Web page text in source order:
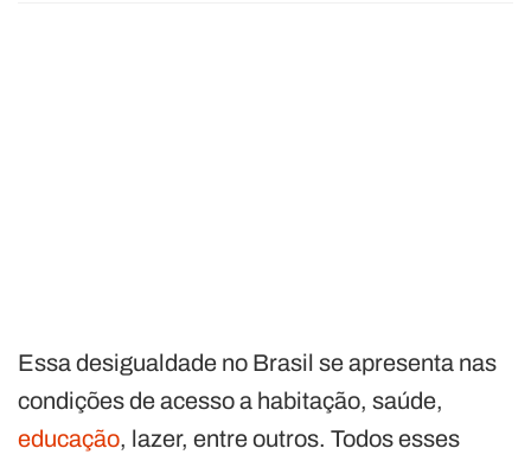
Essa desigualdade no Brasil se apresenta nas
condições de acesso a habitação, saúde,
educação, lazer, entre outros. Todos esses